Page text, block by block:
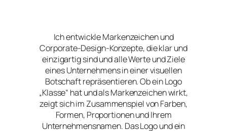
Ich entwickle Markenzeichen und
Corporate-Design-Konzepte, die klar und
einzigartig sind und alle Werte und Ziele
eines Unternehmens in einer visuellen
Botschaft repräsentieren. Ob ein Logo
„Klasse“ hat und als Markenzeichen wirkt,
zeigt sich im Zusammenspiel von Farben,
Formen, Proportionen und Ihrem
Unternehmensnamen. Das Logo und ein